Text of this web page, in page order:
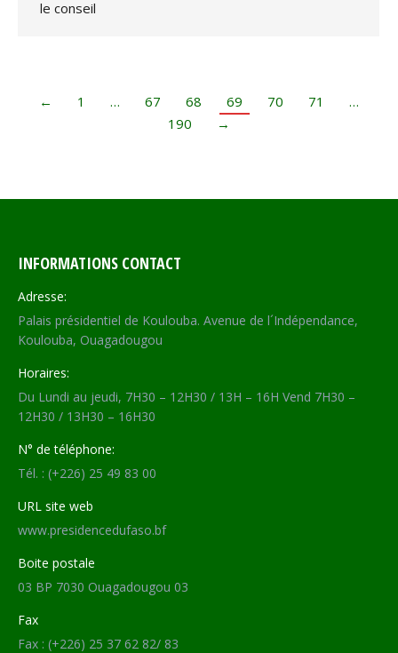
le conseil
← 1 … 67 68 69 70 71
…
190
→
INFORMATIONS CONTACT
Adresse:
Palais présidentiel de Koulouba. Avenue de l´Indépendance,
Koulouba, Ouagadougou
Horaires:
Du Lundi au jeudi, 7H30 – 12H30 / 13H – 16H Vend 7H30 –
12H30 / 13H30 – 16H30
N° de téléphone:
Tél. : (+226) 25 49 83 00
URL site web
www.presidencedufaso.bf
Boite postale
03 BP 7030 Ouagadougou 03
Fax
Fax : (+226) 25 37 62 82/ 83